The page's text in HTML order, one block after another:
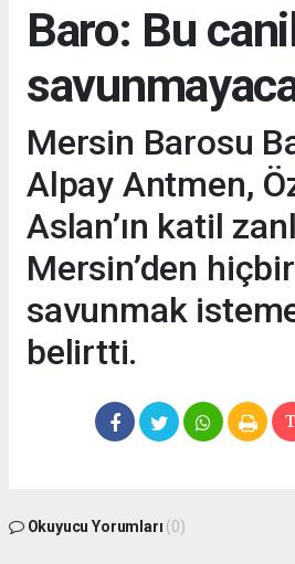
Baro: Bu
Mersin Barosu
Alpay Antmen,
Aslan’ın katil
Mersin’den
savunmak
belirtti.
Okuyucu Yorumları (0)